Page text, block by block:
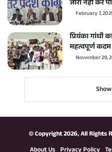
जारी नहीं कर
February 7,
प्रियंका गांधी
महत्वपूर्ण कदम
November 29,
© Copyright 2026, All Rights